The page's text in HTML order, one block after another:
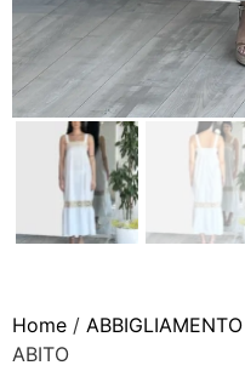
Home / ABBIGLIAMENTO
ABITO